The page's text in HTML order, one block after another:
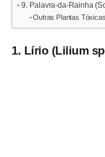
9. Palavra-da-Rainha
Outras Plantas Tóxicas
1. Lírio (Lilium